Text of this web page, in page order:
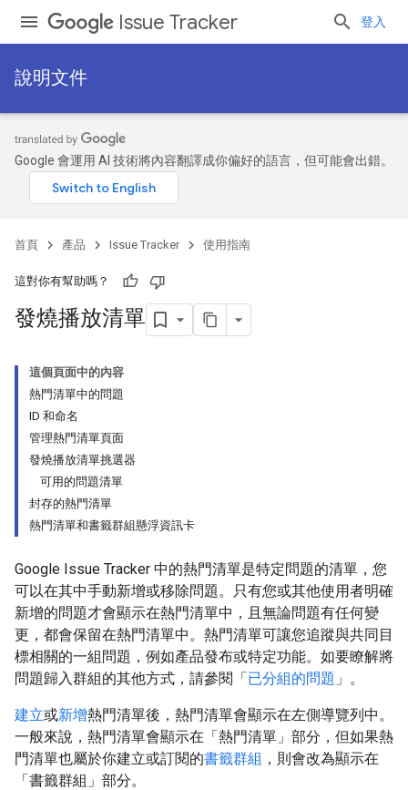
Issue Tracker 登入
說明文件
Google 會運用 AI 技術將內容翻譯成你偏好的語言，但可能會出錯。
首頁 產品 Issue Tracker 使用指南
這對你有幫助嗎？
發燒播放清單
這個頁面中的內容
熱門清單中的問題
ID 和命名
管理熱門清單頁面
發燒播放清單挑選器
可用的問題清單
封存的熱門清單
熱門清單和書籤群組懸浮資訊卡
Google Issue Tracker 中的熱門清單是特定問題的清單，您
可以在其中手動新增或移除問題。只有您或其他使用者明確
新增的問題才會顯示在熱門清單中，且無論問題有任何變
更，都會保留在熱門清單中。熱門清單可讓您追蹤與共同目
標相關的一組問題，例如產品發布或特定功能。如要瞭解將
問題歸入群組的其他方式，請參閱「已分組的問題 」。
建立或新增熱門清單後，熱門清單會顯示在左側導覽列中。
一般來說，熱門清單會顯示在「熱門清單」 部分，但如果熱
門清單也屬於你建立或訂閱的書籤群組 ，則會改為顯示在
「書籤群組」 部分。